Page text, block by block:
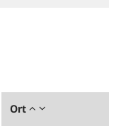
Ort